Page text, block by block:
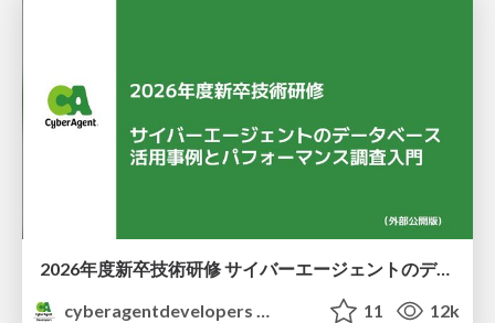
2026年度新卒技術研修 サイバーエージェントのデータベース 活用事例とパフォーマンス調査入門
cyberagentdevelopers
11 12k